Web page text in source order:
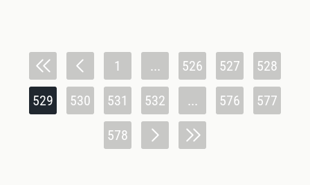
1 ... 526 527 528
529 530 531 532 ... 576 577
578